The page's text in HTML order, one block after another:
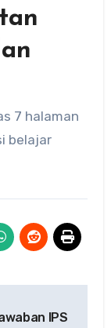
7 halaman
belajar
IPS